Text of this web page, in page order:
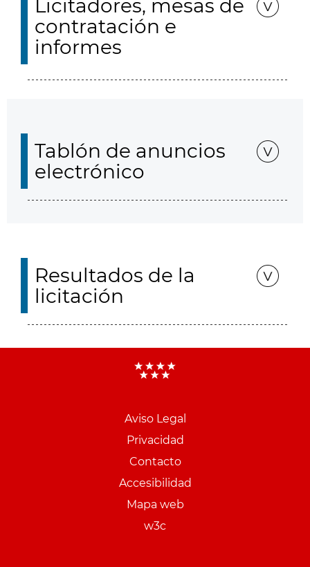
Licitadores, mesas de
contratación e
informes
Tablón de anuncios
electrónico
Resultados de la
licitación
Aviso Legal
Privacidad
Contacto
Accesibilidad
Mapa web
w3c